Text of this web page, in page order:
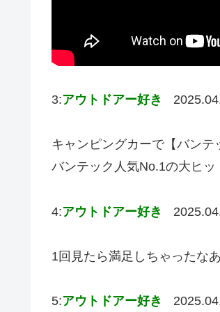
3:アウトドアー好き
キャンピングカーで【バンテ
バンテック人気No.1の大ヒ
4:アウトドアー好き
1回見たら満足しちゃったなあ
5:アウトドアー好き